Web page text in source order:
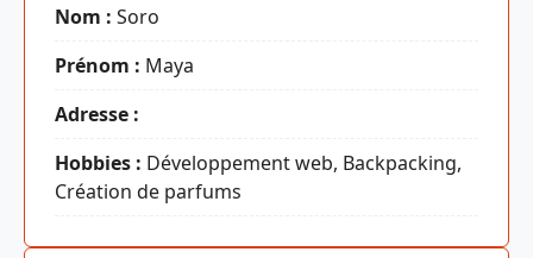
Nom : Soro
Prénom : Maya
Adresse :
Hobbies : Développement web, Backpacking,
Création de parfums